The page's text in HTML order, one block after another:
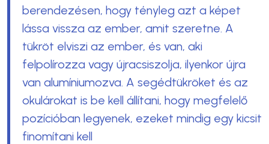
berendezésen, hogy tényleg azt a képet
lássa vissza az ember, amit szeretne. A
tükröt elviszi az ember, és van, aki
felpolírozza vagy újracsiszolja, ilyenkor újra
van alumíniumozva. A segédtükröket és az
okulárokat is be kell állítani, hogy megfelelő
pozícióban legyenek, ezeket mindig egy kicsit
finomítani kell